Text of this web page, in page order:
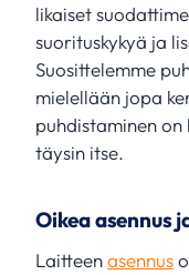
likaiset
suorituskykyä ja
Suosittelemme
mielellään jopa
puhdistaminen
täysin itse.
Oikea asennus
Laitteenasennus